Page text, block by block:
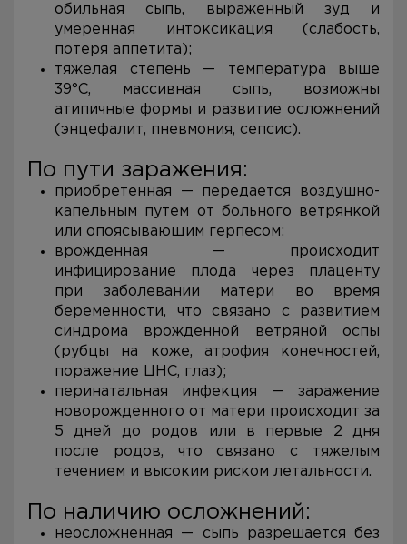
обильная сыпь, выраженный зуд и
умеренная интоксикация (слабость,
потеря аппетита);
тяжелая степень — температура выше
39°C, массивная сыпь, возможны
атипичные формы и развитие осложнений
(энцефалит, пневмония, сепсис).
По пути заражения:
приобретенная — передается воздушно-
капельным путем от больного ветрянкой
или опоясывающим герпесом;
врожденная — происходит
инфицирование плода через плаценту
при заболевании матери во время
беременности, что связано с развитием
синдрома врожденной ветряной оспы
(рубцы на коже, атрофия конечностей,
поражение ЦНС, глаз);
перинатальная инфекция — заражение
новорожденного от матери происходит за
5 дней до родов или в первые 2 дня
после родов, что связано с тяжелым
течением и высоким риском летальности.
По наличию осложнений:
неосложненная — сыпь разрешается без